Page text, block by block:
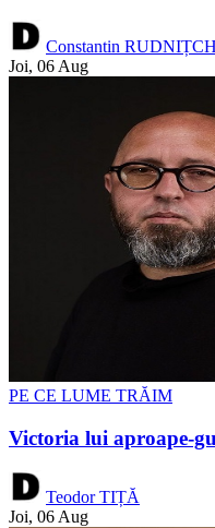
Constantin
Joi, 06 Aug
PE CE LUME TRĂIM
Victoria lui aproape-
Teodor TIȚĂ
Joi, 06 Aug